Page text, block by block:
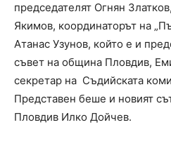
председателят Огнян
Якимов, координаторът на
Атанас Узунов, който е и
съвет на община Пловдив,
секретар на Съдийската
Представен беше и новият
Пловдив Илко Дойчев.